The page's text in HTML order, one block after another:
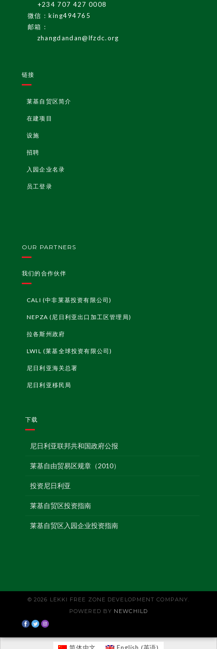
+234 707 427 0008
微信：king494765
邮箱：
zhangdandan@lfzdc.org
链接
莱基自贸区简介
在建项目
设施
招聘
入园企业名录
员工登录
OUR PARTNERS
我们的合作伙伴
CALI (中非莱基投资有限公司)
NEPZA (尼日利亚出口加工区管理局)
拉各斯州政府
LWIL (莱基全球投资有限公司)
尼日利亚海关总署
尼日利亚移民局
下载
尼日利亚联邦共和国政府公报
莱基自由贸易区规章（2010）
投资尼日利亚
莱基自贸区投资指南
莱基自贸区入园企业投资指南
© 2026 LEKKI FREE ZONE DEVELOPMENT COMPANY.
POWERED BY NEWCHILD
ors
英语